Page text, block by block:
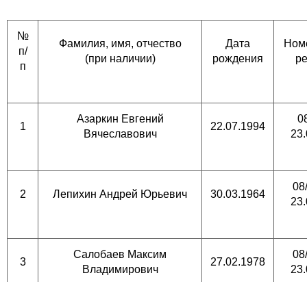
№
п/
п
Фамилия, имя, отчество
(при наличии)
Дата
рождения
1
Азаркин Евгений
Вячеславович
22.07.1994
2 Лепихин Андрей Юрьевич 30.03.1964
3
Салобаев Максим
Владимирович
27.02.1978